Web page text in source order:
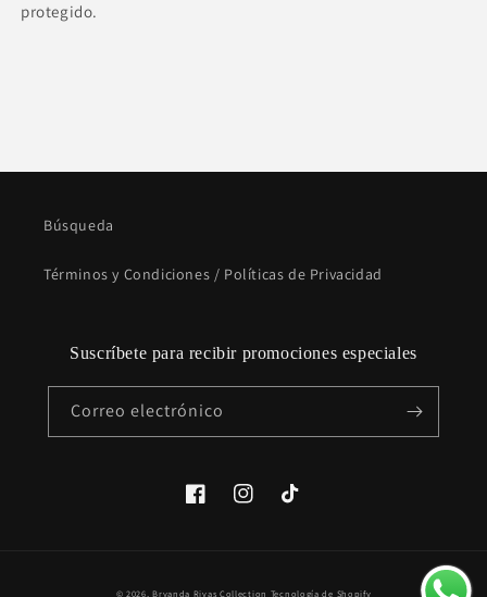
protegido.
Búsqueda
Términos y Condiciones / Políticas de Privacidad
Suscríbete para recibir promociones especiales
Correo electrónico
FacebookInstagramTikTok
© 2026,Bryanda Rivas Collection Tecnología de Shopify